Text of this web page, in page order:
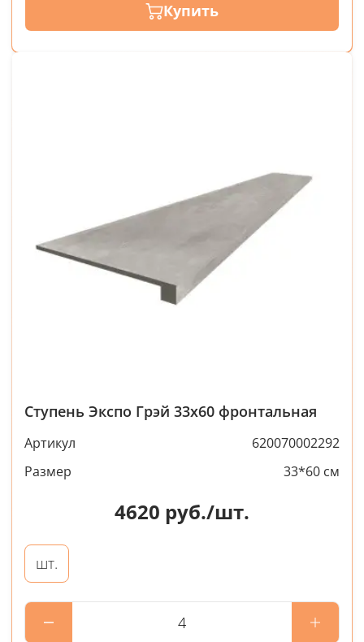
Купить
Ступень Экспо Грэй 33x60 фронтальная
Артикул
620070002292
Размер
33*60 см
4620 руб./шт.
шт.